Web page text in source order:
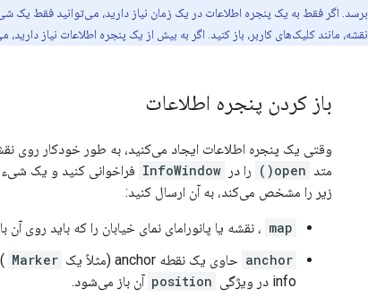
برسد. اگر فقط به یک پنجره اطلاعات در یک زمان نیاز دارید، می‌توانید فقط یک
نقشه، مانند کلیک‌های کاربر، باز کنید. اگر به بیش از یک پنجره اطلاعات نیاز
باز کردن پنجره اطلاعات
وقتی یک پنجره اطلاعات ایجاد می‌کنید، به طور خودکار روی
متد open() را در InfoWindow فراخوانی کنید و یک شیء
زیر را مشخص می‌کند، به آن ارسال کنید:
map ، نقشه یا پانورامای نمای خیابان را که باید روی
anchor حاوی یک نقطه anchor (مثلاً یک Marker
info در ویژگی
position آن باز می‌شود.